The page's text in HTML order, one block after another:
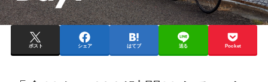
ポスト シェア はてブ 送る Pocket